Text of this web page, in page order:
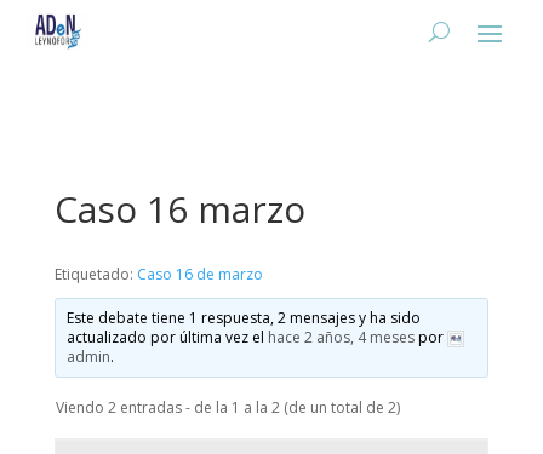
Caso 16 marzo
Etiquetado: Caso 16 de marzo
Este debate tiene 1 respuesta, 2 mensajes y ha sido
actualizado por última vez el hace 2 años, 4 mesespor
admin.
Viendo 2 entradas - de la 1 a la 2 (de un total de 2)